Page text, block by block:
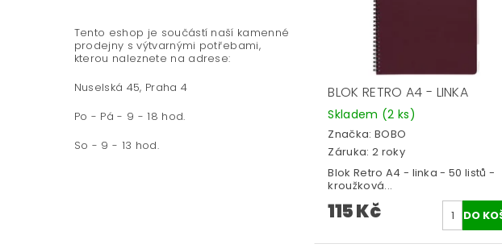
Tento eshop je součástí naší kamenné
prodejny s výtvarnými potřebami,
kterou naleznete na adrese:
Nuselská 45, Praha 4
Po - Pá - 9 - 18 hod.
So - 9 - 13 hod.
BLOK RETRO A4 - LINKA
Skladem (2 ks)
Značka: BOBO
Záruka: 2 roky
Blok Retro A4 - linka - 50 listů -
kroužková...
115 Kč